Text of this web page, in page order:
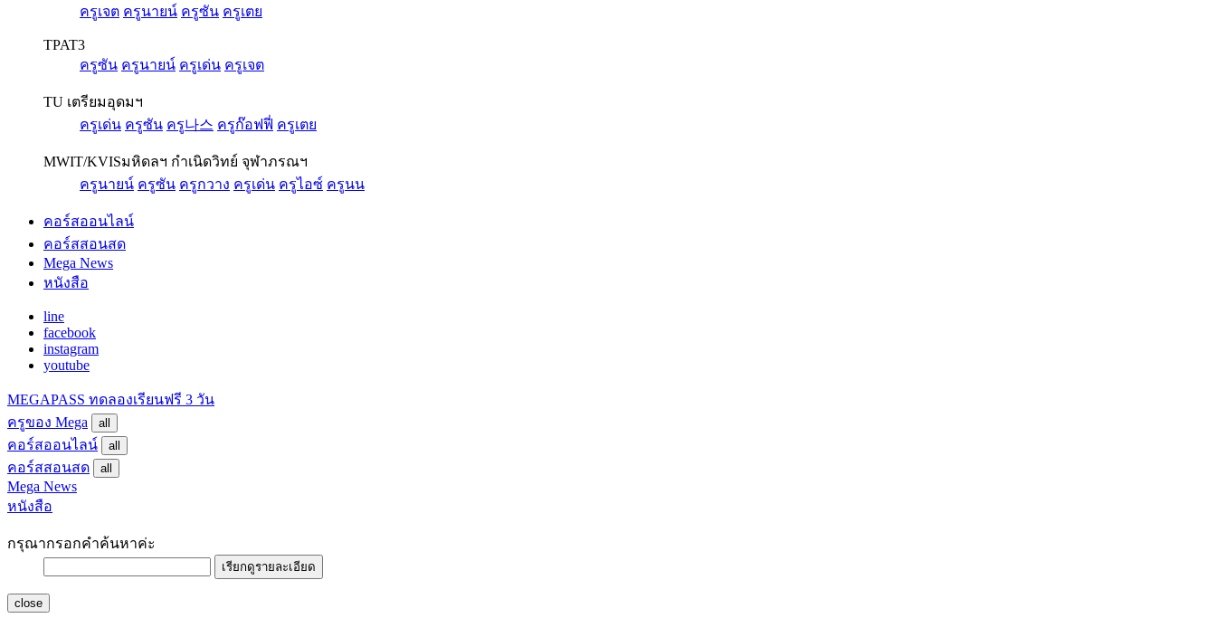
ครูเจต ครูนายน์ ครูซัน ครูเตย
TPAT3
ครูซัน ครูนายน์ ครูเด่น ครูเจต
TU เตรียมอุดมฯ
ครูเด่น ครูซัน ครู나스 ครูก๊อฟฟี่ ครูเตย
MWIT/KVISมหิดลฯ กำเนิดวิทย์ จุฬาภรณฯ
ครูนายน์ ครูซัน ครูกวาง ครูเด่น ครูไอซ์ ครูนน
คอร์สออนไลน์
คอร์สสอนสด
Mega News
หนังสือ
line
facebook
instagram
youtube
MEGAPASS ทดลองเรียนฟรี 3 วัน
ครูของ Mega
all
คอร์สออนไลน์ all
คอร์สสอนสด all
Mega News
หนังสือ
กรุณากรอกคำค้นหาค่ะ
เรียกดูรายละเอียด
close